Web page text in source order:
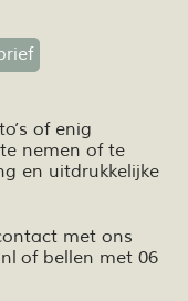
of enig
nemen of te
en uitdrukkelijke
met ons
of bellen met 06